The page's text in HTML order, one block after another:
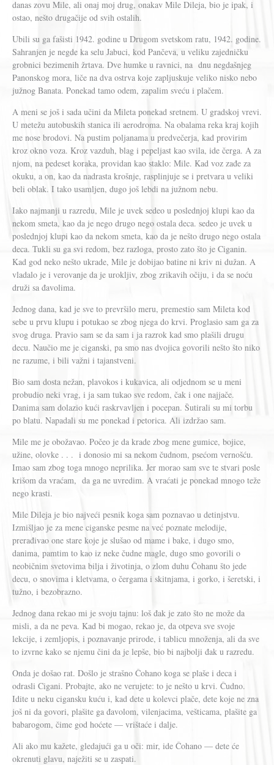
danas zovu Mile, ali onaj moj drug, onakav Mile Dileja, bio je ipak, i
ostao, nešto drugačije od svih ostalih.
Ubili su ga fašisti 1942. godine u Drugom svetskom ratu, 1942. godine.
Sahranjen je negde ka selu Jabuci, kod Pančeva, u veliku zajedničku
grobnici bezimenih žrtava. Dve humke u ravnici, na dnu negdašnjeg
Panonskog mora, liče na dva ostrva koje zapljuskuje veliko nisko nebo
južnog Banata. Ponekad tamo odem, zapalim sveću i plačem.
A meni se još i sada učini da Mileta ponekad sretnem. U gradskoj vrevi.
U metežu autobuskih stanica ili aerodroma. Na obalama reka kraj kojih
me nose brodovi. Na pustim poljanama u predvečerja, kad provirim
kroz okno voza. Kroz vazduh, blag i pepeljast kao svila, ide čerga. A za
njom, na pedeset koraka, providan kao staklo: Mile. Kad voz zađe za
okuku, a on, kao da nadrasta krošnje, rasplinjuje se i pretvara u veliki
beli oblak. I tako usamljen, dugo još lebdi na južnom nebu.
Iako najmanji u razredu, Mile je uvek sedeo u poslednjoj klupi kao da
nekom smeta, kao da je nego drugo nego ostala deca. sedeo je uvek u
poslednjoj klupi kao da nekom smeta, kao da je nešto drugo nego ostala
deca. Tukli su ga svi redom, bez razloga, prosto zato što je Ciganin.
Kad god neko nešto ukrade, Mile je dobijao batine ni kriv ni dužan. A
vladalo je i verovanje da je urokljiv, zbog zrikavih očiju, i da se noću
druži sa đavolima.
Jednog dana, kad je sve to prevršilo meru, premestio sam Mileta kod
sebe u prvu klupu i potukao se zbog njega do krvi. Proglasio sam ga za
svog druga. Pravio sam se da sam i ja razrok kad smo plašili drugu
decu. Naučio me je ciganski, pa smo nas dvojica govorili nešto što niko
ne razume, i bili važni i tajanstveni.
Bio sam dosta nežan, plavokos i kukavica, ali odjednom se u meni
probudio neki vrag, i ja sam tukao sve redom, čak i one najjače.
Danima sam dolazio kući raskrvavljen i pocepan. Šutirali su mi torbu
po blatu. Napadali su me ponekad i petorica. Ali izdržao sam.
Mile me je obožavao. Počeo je da krade zbog mene gumice, bojice,
užine, olovke . . . i donosio mi sa nekom čudnom, psećom vernošću.
Imao sam zbog toga mnogo neprilika. Jer morao sam sve te stvari posle
krišom da vraćam, da ga ne uvredim. A vraćati je ponekad mnogo teže
nego krasti.
Mile Dileja je bio najveći pesnik koga sam poznavao u detinjstvu.
Izmišljao je za mene ciganske pesme na već poznate melodije,
prerađivao one stare koje je slušao od mame i bake, i dugo smo,
danima, pamtim to kao iz neke čudne magle, dugo smo govorili o
neobičnim svetovima bilja i životinja, o zlom duhu Čohanu što jede
decu, o snovima i kletvama, o čergama i skitnjama, i gorko, i šeretski, i
tužno, i bezobrazno.
Jednog dana rekao mi je svoju tajnu: loš đak je zato što ne može da
misli, a da ne peva. Kad bi mogao, rekao je, da otpeva sve svoje
lekcije, i zemljopis, i poznavanje prirode, i tablicu množenja, ali da sve
to izvrne kako se njemu čini da je lepše, bio bi najbolji đak u razredu.
Onda je došao rat. Došlo je strašno Čohano koga se plaše i deca i
odrasli Cigani. Probajte, ako ne verujete: to je nešto u krvi. Čudno.
Idite u neku cigansku kuću i, kad dete u kolevci plače, dete koje ne zna
još ni da govori, plašite ga đavolom, vilenjacima, vešticama, plašite ga
babarogom, čime god hoćete — vrištaće i dalje.
Ali ako mu kažete, gledajući ga u oči: mir, ide Čohano — dete će
okrenuti glavu, naježiti se u zaspati.